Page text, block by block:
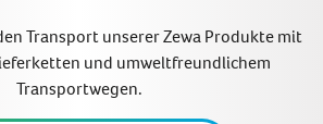
Transport unserer Zewa Produkte mit
und umweltfreundlichem
Transportwegen.